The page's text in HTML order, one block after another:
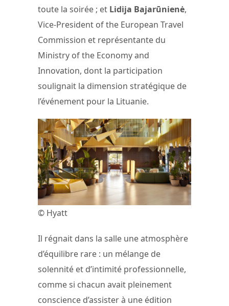
toute la soirée ; et Lidija Bajarūnienė,
Vice-President of the European Travel
Commission et représentante du
Ministry of the Economy and
Innovation, dont la participation
soulignait la dimension stratégique de
l’événement pour la Lituanie.
© Hyatt
Il régnait dans la salle une atmosphère
d’équilibre rare : un mélange de
solennité et d’intimité professionnelle,
comme si chacun avait pleinement
conscience d’assister à une édition